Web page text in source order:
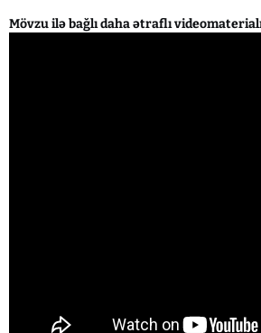
Mövzu ilə bağlı daha ətraflı